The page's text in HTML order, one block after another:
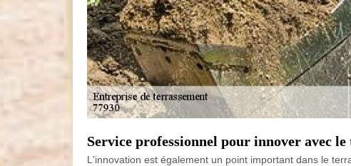
Service professionnel pour innover avec le
L'innovation est également un point important dans le